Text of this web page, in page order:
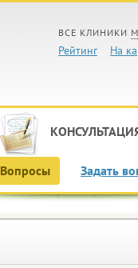
ВСЕ КЛИНИКИ
Рейтинг На
Вопросы Задать